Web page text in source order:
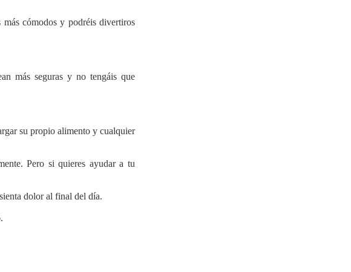
cómodos y podréis divertiros
más seguras y no tengáis que
su propio alimento y cualquier
Pero si quieres ayudar a tu
dolor al final del día.